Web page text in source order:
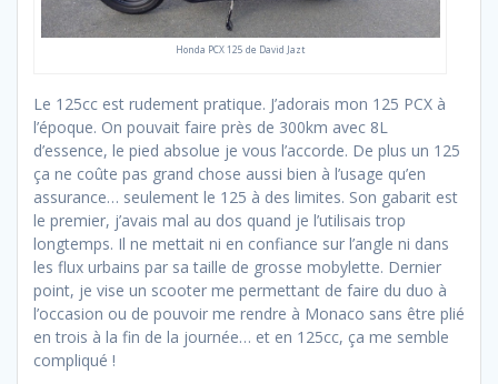
Honda PCX 125 de David Jazt
Le 125cc est rudement pratique. J’adorais mon 125 PCX à
l’époque. On pouvait faire près de 300km avec 8L
d’essence, le pied absolue je vous l’accorde. De plus un 125
ça ne coûte pas grand chose aussi bien à l’usage qu’en
assurance… seulement le 125 à des limites. Son gabarit est
le premier, j’avais mal au dos quand je l’utilisais trop
longtemps. Il ne mettait ni en confiance sur l’angle ni dans
les flux urbains par sa taille de grosse mobylette. Dernier
point, je vise un scooter me permettant de faire du duo à
l’occasion ou de pouvoir me rendre à Monaco sans être plié
en trois à la fin de la journée… et en 125cc, ça me semble
compliqué !